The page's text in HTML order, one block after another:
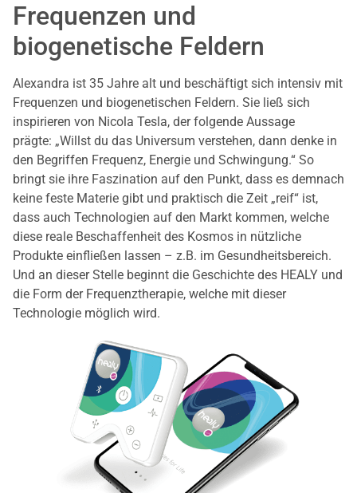
Frequenzen und
biogenetische Feldern
Alexandra ist 35 Jahre alt und beschäftigt sich intensiv mit
Frequenzen und biogenetischen Feldern. Sie ließ sich
inspirieren von Nicola Tesla, der folgende Aussage
prägte: „Willst du das Universum verstehen, dann denke in
den Begriffen Frequenz, Energie und Schwingung.“ So
bringt sie ihre Faszination auf den Punkt, dass es demnach
keine feste Materie gibt und praktisch die Zeit „reif“ ist,
dass auch Technologien auf den Markt kommen, welche
diese reale Beschaffenheit des Kosmos in nützliche
Produkte einfließen lassen – z.B. im Gesundheitsbereich.
Und an dieser Stelle beginnt die Geschichte des HEALY und
die Form der Frequenztherapie, welche mit dieser
Technologie möglich wird.